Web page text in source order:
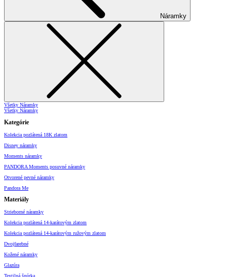
Náramky
Všetky Náramky
Všetky Náramky
Kategórie
Kolekcia pozlátená 18K zlatom
Disney náramky
Moments náramky
PANDORA Moments posuvné náramky
Otvorené pevné náramky
Pandora Me
Materiály
Strieborné náramky
Kolekcia pozlátená 14-karátovým zlatom
Kolekcia pozlátená 14-karátovým ružovým zlatom
Dvojfarebné
Kožené náramky
Glazúra
Textilná šnúrka